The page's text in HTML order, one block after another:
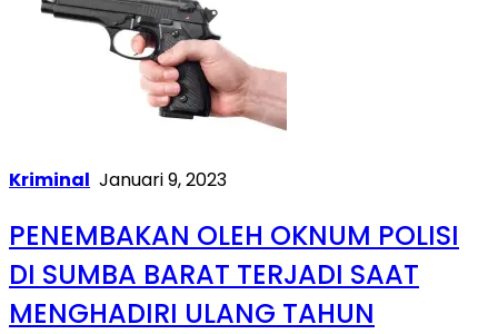
Kriminal Januari 9, 2023
PENEMBAKAN OLEH OKNUM POLISI
DI SUMBA BARAT TERJADI SAAT
MENGHADIRI ULANG TAHUN